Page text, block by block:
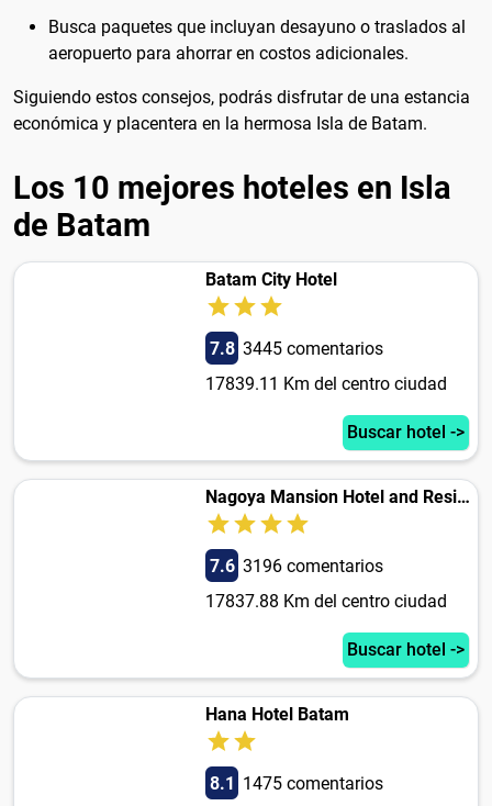
Busca paquetes que incluyan desayuno o traslados al
aeropuerto para ahorrar en costos adicionales.
Siguiendo estos consejos, podrás disfrutar de una estancia
económica y placentera en la hermosa Isla de Batam.
Los 10 mejores hoteles en Isla
de Batam
Batam City Hotel
7.8 3445 comentarios
17839.11 Km del centro ciudad
Buscar hotel ->
Nagoya Mansion Hotel and Residence
7.6 3196 comentarios
17837.88 Km del centro ciudad
Buscar hotel ->
Hana Hotel Batam
8.1 1475 comentarios